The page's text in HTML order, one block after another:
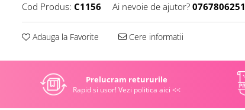
Cod Produs: C1156 Ai nevoie de ajutor? 0767806251
Adauga la Favorite Cere informatii
Prelucram retururile
Rapid si usor! Vezi politica aici <<